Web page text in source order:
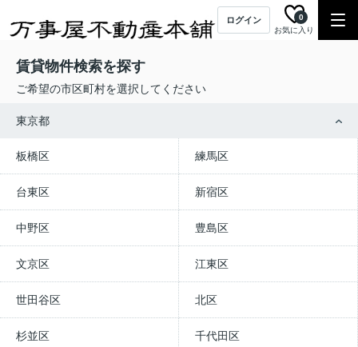
ログイン
お気に入り
0
賃貸物件検索を探す
ご希望の市区町村を選択してください
東京都
板橋区 練馬区
台東区 新宿区
中野区 豊島区
文京区 江東区
世田谷区 北区
杉並区 千代田区